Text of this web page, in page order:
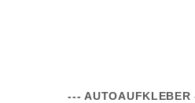
--- AUTOAUFKLEBER